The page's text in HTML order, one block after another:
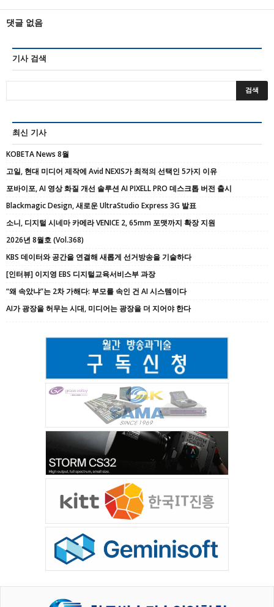
댓글 없음
기사 검색
최신 기사
KOBETA News 8월
고일, 현대 미디어 제작에 Avid NEXIS가 최적의 선택인 5가지 이유
포바이포, AI 영상 화질 개선 솔루션 AI PIXELL PRO 데스크톱 버전 출시
Blackmagic Design, 새로운 UltraStudio Express 3G 발표
소니, 디지털 시네마 카메라 VENICE 2, 65mm 포맷까지 확장 지원
2026년 8월호 (Vol.368)
KBS 데이터와 공간을 연결해 새롭게 선거방송을 기술하다
[인터뷰] 이지영 EBS 디지털교육서비스부 과장
“왜 속았냐”는 2차 가해다: 부모를 속인 건 AI 시스템이다
AI가 광장을 허무는 시대, 미디어는 광장을 더 지어야 한다